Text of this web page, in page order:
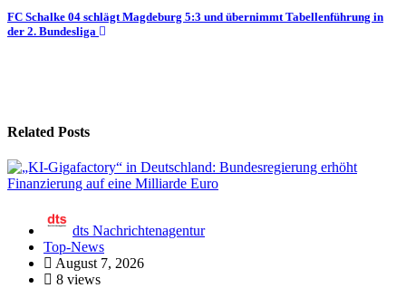
FC Schalke 04 schlägt Magdeburg 5:3 und übernimmt Tabellenführung in
der 2. Bundesliga
Related Posts
dts Nachrichtenagentur
Top-News
August 7, 2026
8 views